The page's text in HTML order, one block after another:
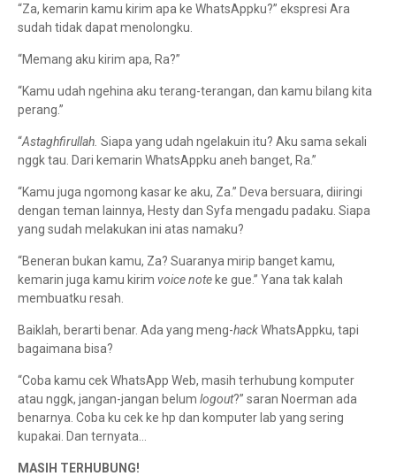
“Za, kemarin kamu kirim apa ke WhatsAppku?” ekspresi Ara
sudah tidak dapat menolongku.
“Memang aku kirim apa, Ra?”
“Kamu udah ngehina aku terang-terangan, dan kamu bilang kita
perang.”
“Astaghfirullah. Siapa yang udah ngelakuin itu? Aku sama sekali
nggk tau. Dari kemarin WhatsAppku aneh banget, Ra.”
“Kamu juga ngomong kasar ke aku, Za.” Deva bersuara, diiringi
dengan teman lainnya, Hesty dan Syfa mengadu padaku. Siapa
yang sudah melakukan ini atas namaku?
“Beneran bukan kamu, Za? Suaranya mirip banget kamu,
kemarin juga kamu kirim voice note ke gue.” Yana tak kalah
membuatku resah.
Baiklah, berarti benar. Ada yang meng-hackWhatsAppku, tapi
bagaimana bisa?
“Coba kamu cek WhatsApp Web, masih terhubung komputer
atau nggk, jangan-jangan belum logout?” saran Noerman ada
benarnya. Coba ku cek ke hp dan komputer lab yang sering
kupakai. Dan ternyata…
MASIH TERHUBUNG!